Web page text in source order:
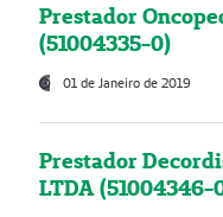
Prestador
(51004335-0)
01 de Janeiro de 2019
Prestador
LTDA (51004346-